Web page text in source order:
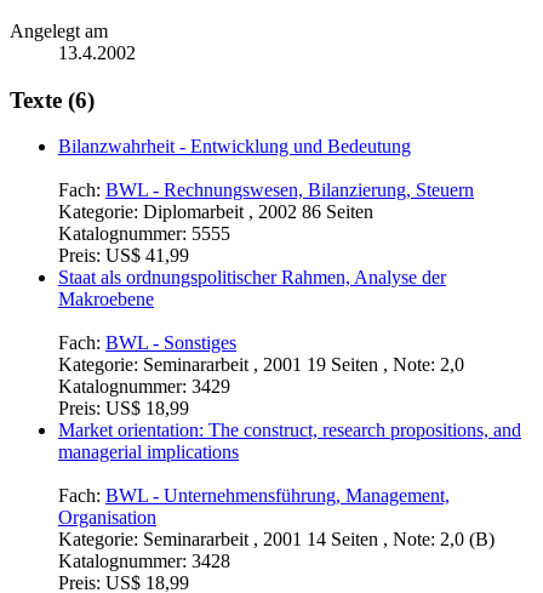
Angelegt am
13.4.2002
Texte (6)
Bilanzwahrheit - Entwicklung und Bedeutung
Fach: BWL - Rechnungswesen, Bilanzierung, Steuern
Kategorie: Diplomarbeit , 2002 86 Seiten
Katalognummer: 5555
Preis: US$ 41,99
Staat als ordnungspolitischer Rahmen, Analyse der
Makroebene
Fach: BWL - Sonstiges
Kategorie: Seminararbeit , 2001 19 Seiten , Note: 2,0
Katalognummer: 3429
Preis: US$ 18,99
Market orientation: The construct, research propositions, and
managerial implications
Fach: BWL - Unternehmensführung, Management,
Organisation
Kategorie: Seminararbeit , 2001 14 Seiten , Note: 2,0 (B)
Katalognummer: 3428
Preis: US$ 18,99